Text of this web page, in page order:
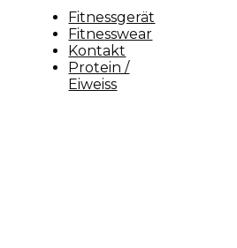
Fitnessgerät
Fitnesswear
Kontakt
Protein /
Eiweiss